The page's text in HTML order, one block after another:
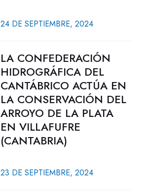
24 DE SEPTIEMBRE, 2024
LA CONFEDERACIÓN
HIDROGRÁFICA DEL
CANTÁBRICO ACTÚA EN
LA CONSERVACIÓN DEL
ARROYO DE LA PLATA
EN VILLAFUFRE
(CANTABRIA)
23 DE SEPTIEMBRE, 2024